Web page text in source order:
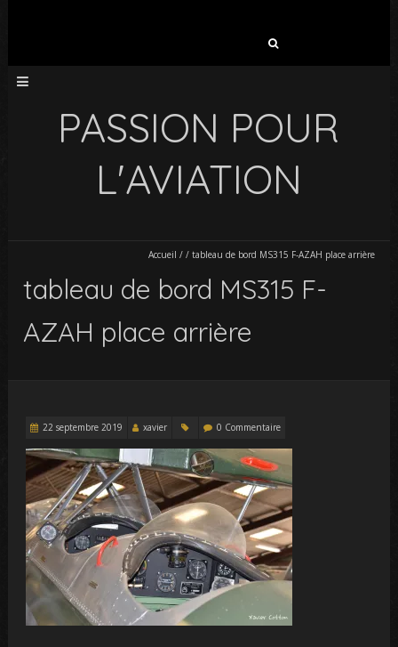
PASSION POUR
L'AVIATION
Accueil / / tableau de bord MS315 F-AZAH place arrière
tableau de bord MS315 F-
AZAH place arrière
22 septembre 2019 xavier 0 Commentaire